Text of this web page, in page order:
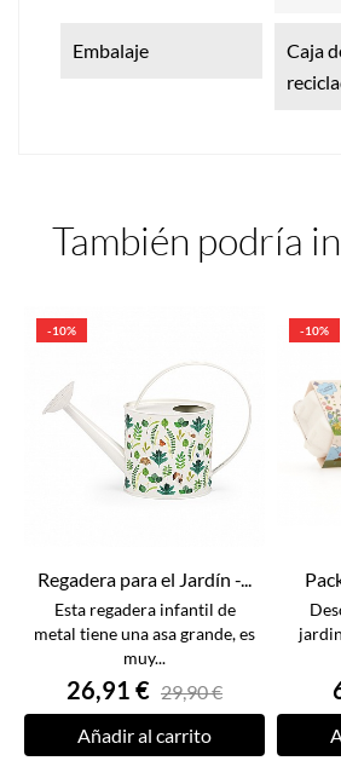
Embalaje
Caja
También podría
-10%
Regadera para el Jardín -...
Esta regadera infantil de
metal tiene una asa grande, es
muy...
26,91 € 29,90 €
Añadir al carrito
-10%